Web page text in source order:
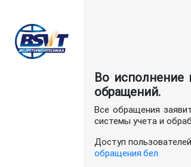
Во исполнение
обращений.
Все обращения
системы учета и
Доступ
обращения.бел